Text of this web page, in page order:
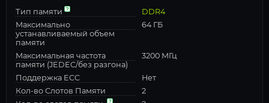
Тип памяти
DDR4
Максимально
устанавливаемый объем
памяти
64 ГБ
Максимальная частота
памяти (JEDEC/без разгона)
3200 МГц
Поддержка ECC
Нет
Кол-во Слотов Памяти
2